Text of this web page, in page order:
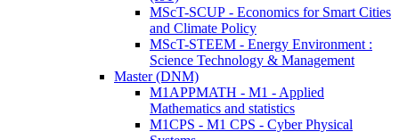
MScT-SCUP - Economics for Smart Cities
and Climate Policy
MScT-STEEM - Energy Environment :
Science Technology & Management
Master (DNM)
M1APPMATH - M1 - Applied
Mathematics and statistics
M1CPS - M1 CPS - Cyber Physical